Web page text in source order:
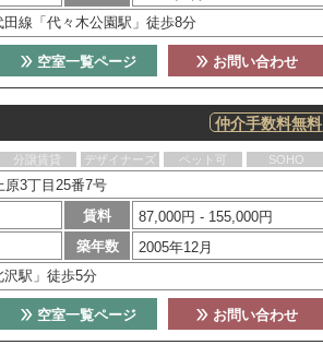
線「代々木公園駅」徒歩8分
お問い合わせ
空室一覧ページ
仲介手数料無料
分譲賃貸 デザイナーズ ペット可 SOHO
原3丁目25番7号
賃料
87,000円 - 155,000円
築年数
2005年12月
駅」徒歩5分
お問い合わせ
空室一覧ページ